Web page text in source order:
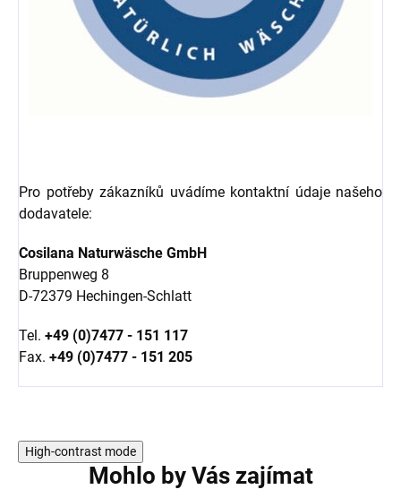
Pro potřeby zákazníků uvádíme kontaktní údaje našeho
dodavatele:
Cosilana Naturwäsche GmbH
Bruppenweg 8
D-72379 Hechingen-Schlatt
Tel. +49 (0)7477 - 151 117
Fax. +49 (0)7477 - 151 205
High-contrast mode
Mohlo by Vás zajímat